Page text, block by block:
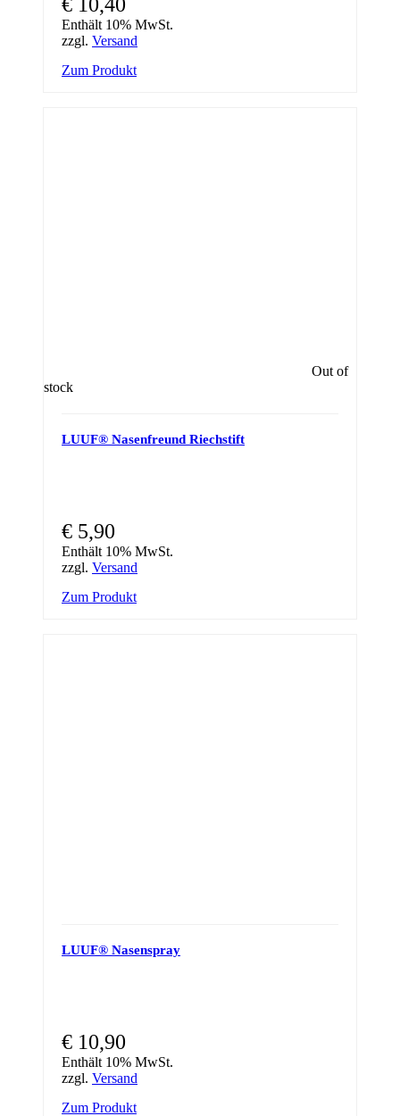
Enthält 10% MwSt.
zzgl. Versand
Zum Produkt
Out of
stock
LUUF® Nasenfreund Riechstift
€ 5,90
Enthält 10% MwSt.
zzgl. Versand
Zum Produkt
LUUF® Nasenspray
€ 10,90
Enthält 10% MwSt.
zzgl. Versand
Zum Produkt